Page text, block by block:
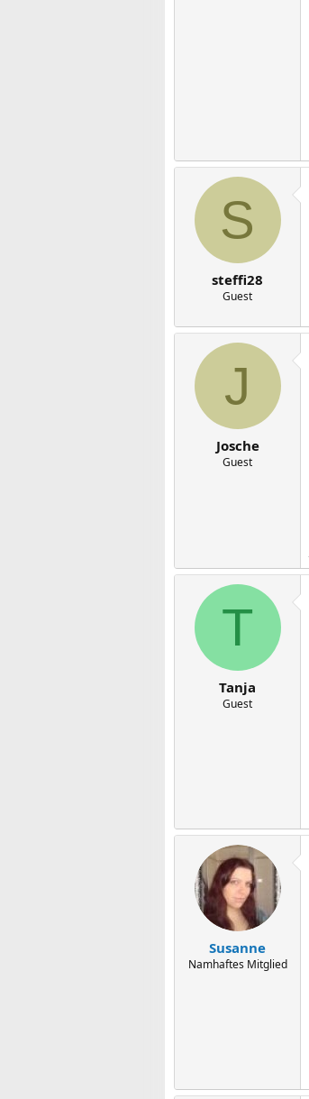
S
steffi28
Guest
J
Josche
Guest
T
Tanja
Guest
Susanne
Namhaftes Mitglied